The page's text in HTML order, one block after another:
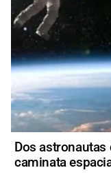
Dos
caminata